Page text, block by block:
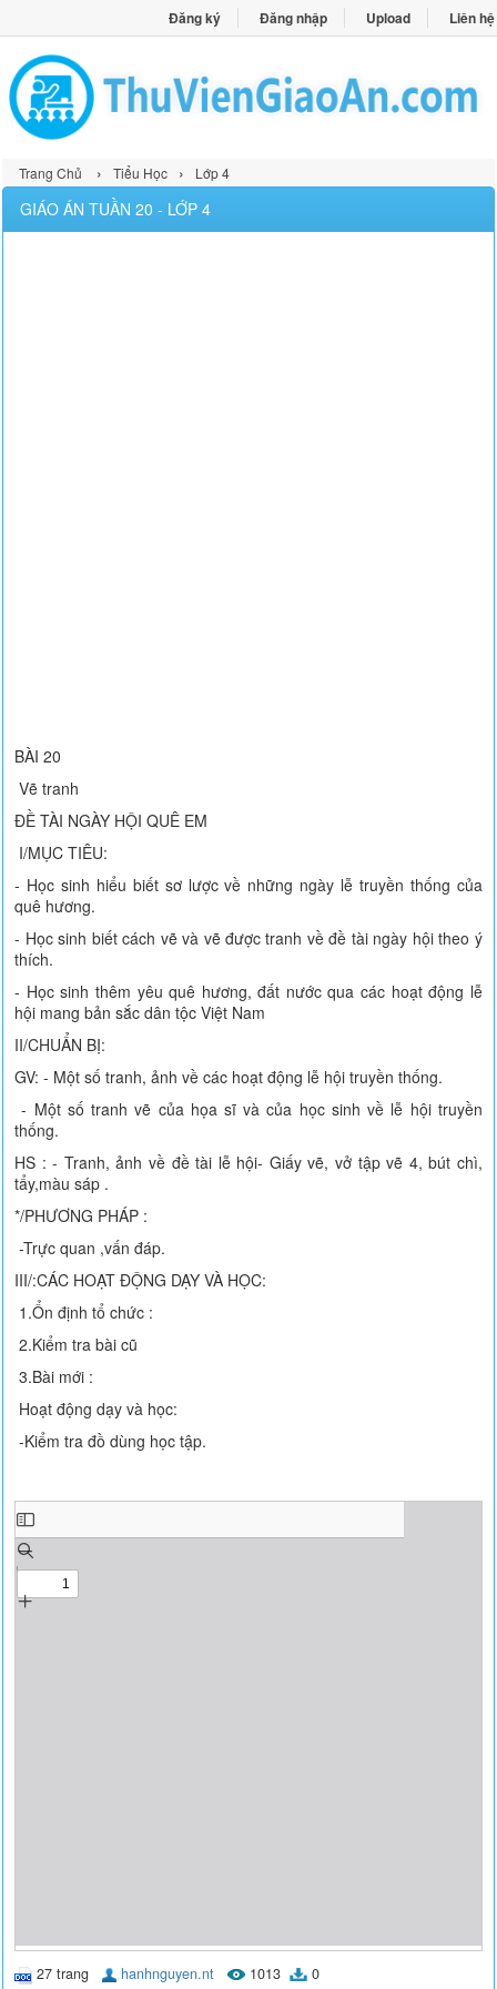
Đăng ký Đăng nhập Upload Liên hệ
Trang Chủ › Tiểu Học › Lớp 4
GIÁO ÁN TUẦN 20 - LỚP 4
BÀI 20
Vẽ tranh
ĐỀ TÀI NGÀY HỘI QUÊ EM
I/MỤC TIÊU:
- Học sinh hiểu biết sơ lược về những ngày lễ truyền thống của
quê hương.
- Học sinh biết cách vẽ và vẽ được tranh về đề tài ngày hội theo ý
thích.
- Học sinh thêm yêu quê hương, đất nước qua các hoạt động lễ
hội mang bản sắc dân tộc Việt Nam
II/CHUẨN BỊ:
GV: - Một số tranh, ảnh về các hoạt động lễ hội truyền thống.
- Một số tranh vẽ của họa sĩ và của học sinh về lễ hội truyền
thống.
HS : - Tranh, ảnh về đề tài lễ hội- Giấy vẽ, vở tập vẽ 4, bút chì,
tẩy,màu sáp .
*/PHƯƠNG PHÁP :
-Trực quan ,vấn đáp.
III/:CÁC HOẠT ĐỘNG DẠY VÀ HỌC:
1.Ổn định tổ chức :
2.Kiểm tra bài cũ
3.Bài mới :
Hoạt động dạy và học:
-Kiểm tra đồ dùng học tập.
27 trang hanhnguyen.nt 1013 0